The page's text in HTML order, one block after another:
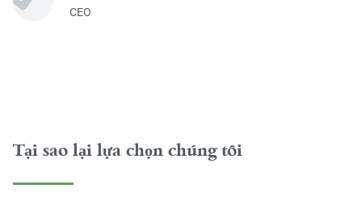
CEO
Tại sao lại lựa chọn chúng tôi